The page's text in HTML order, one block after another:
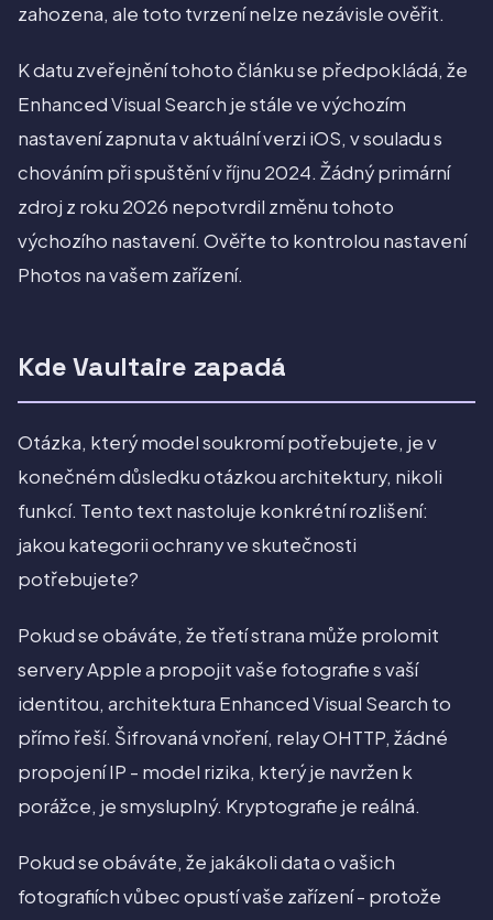
zahozena, ale toto tvrzení nelze nezávisle ověřit.
K datu zveřejnění tohoto článku se předpokládá, že
Enhanced Visual Search je stále ve výchozím
nastavení zapnuta v aktuální verzi iOS, v souladu s
chováním při spuštění v říjnu 2024. Žádný primární
zdroj z roku 2026 nepotvrdil změnu tohoto
výchozího nastavení. Ověřte to kontrolou nastavení
Photos na vašem zařízení.
Kde Vaultaire zapadá
Otázka, který model soukromí potřebujete, je v
konečném důsledku otázkou architektury, nikoli
funkcí. Tento text nastoluje konkrétní rozlišení:
jakou kategorii ochrany ve skutečnosti
potřebujete?
Pokud se obáváte, že třetí strana může prolomit
servery Apple a propojit vaše fotografie s vaší
identitou, architektura Enhanced Visual Search to
přímo řeší. Šifrovaná vnoření, relay OHTTP, žádné
propojení IP - model rizika, který je navržen k
porážce, je smysluplný. Kryptografie je reálná.
Pokud se obáváte, že jakákoli data o vašich
fotografiích vůbec opustí vaše zařízení - protože